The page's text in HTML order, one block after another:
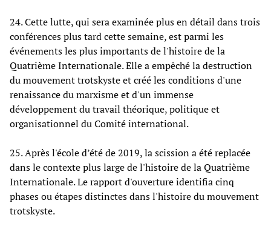
24. Cette lutte, qui sera examinée plus en détail dans trois
conférences plus tard cette semaine, est parmi les
événements les plus importants de l'histoire de la
Quatrième Internationale. Elle a empêché la destruction
du mouvement trotskyste et créé les conditions d'une
renaissance du marxisme et d'un immense
développement du travail théorique, politique et
organisationnel du Comité international.
25. Après l'école d’été de 2019, la scission a été replacée
dans le contexte plus large de l'histoire de la Quatrième
Internationale. Le rapport d'ouverture identifia cinq
phases ou étapes distinctes dans l'histoire du mouvement
trotskyste.